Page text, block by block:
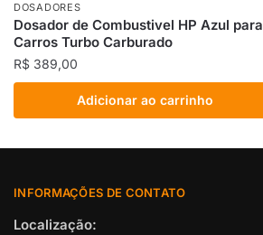
DOSADORES
Dosador de Combustivel HP Azul para
Carros Turbo Carburado
R$ 389,00
Adicionar ao carrinho
INFORMAÇÕES DE CONTATO
Localização: